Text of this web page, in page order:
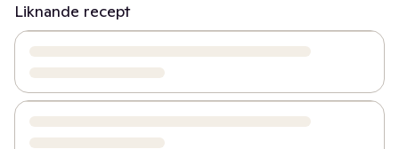
Liknande recept